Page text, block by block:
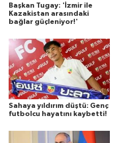
Başkan Tugay: 'İzmir ile
Kazakistan arasındaki
bağlar güçleniyor!'
Sahaya yıldırım düştü: Genç
futbolcu hayatını kaybetti!